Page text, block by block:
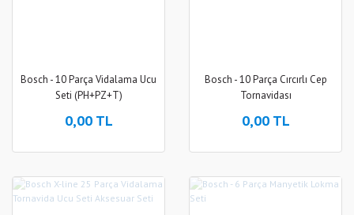
Bosch - 10 Parça Vidalama Ucu
Seti (PH+PZ+T)
0,00 TL
Bosch - 10 Parça Cırcırlı Cep
Tornavidası
0,00 TL